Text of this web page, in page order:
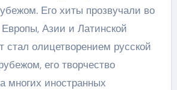
Его хиты прозвучали во
Азии и Латинской
стал олицетворением русской
его творчество
многих иностранных